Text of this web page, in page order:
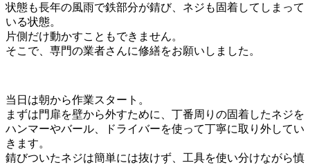
状態も長年の風雨で鉄部分が錆び、ネジも固着してしまって
いる状態。
片側だけ動かすこともできません。
そこで、専門の業者さんに修繕をお願いしました。
当日は朝から作業スタート。
まずは門扉を壁から外すために、丁番周りの固着したネジを
ハンマーやバール、ドライバーを使って丁寧に取り外してい
きます。
錆びついたネジは簡単には抜けず、工具を使い分けながら慎